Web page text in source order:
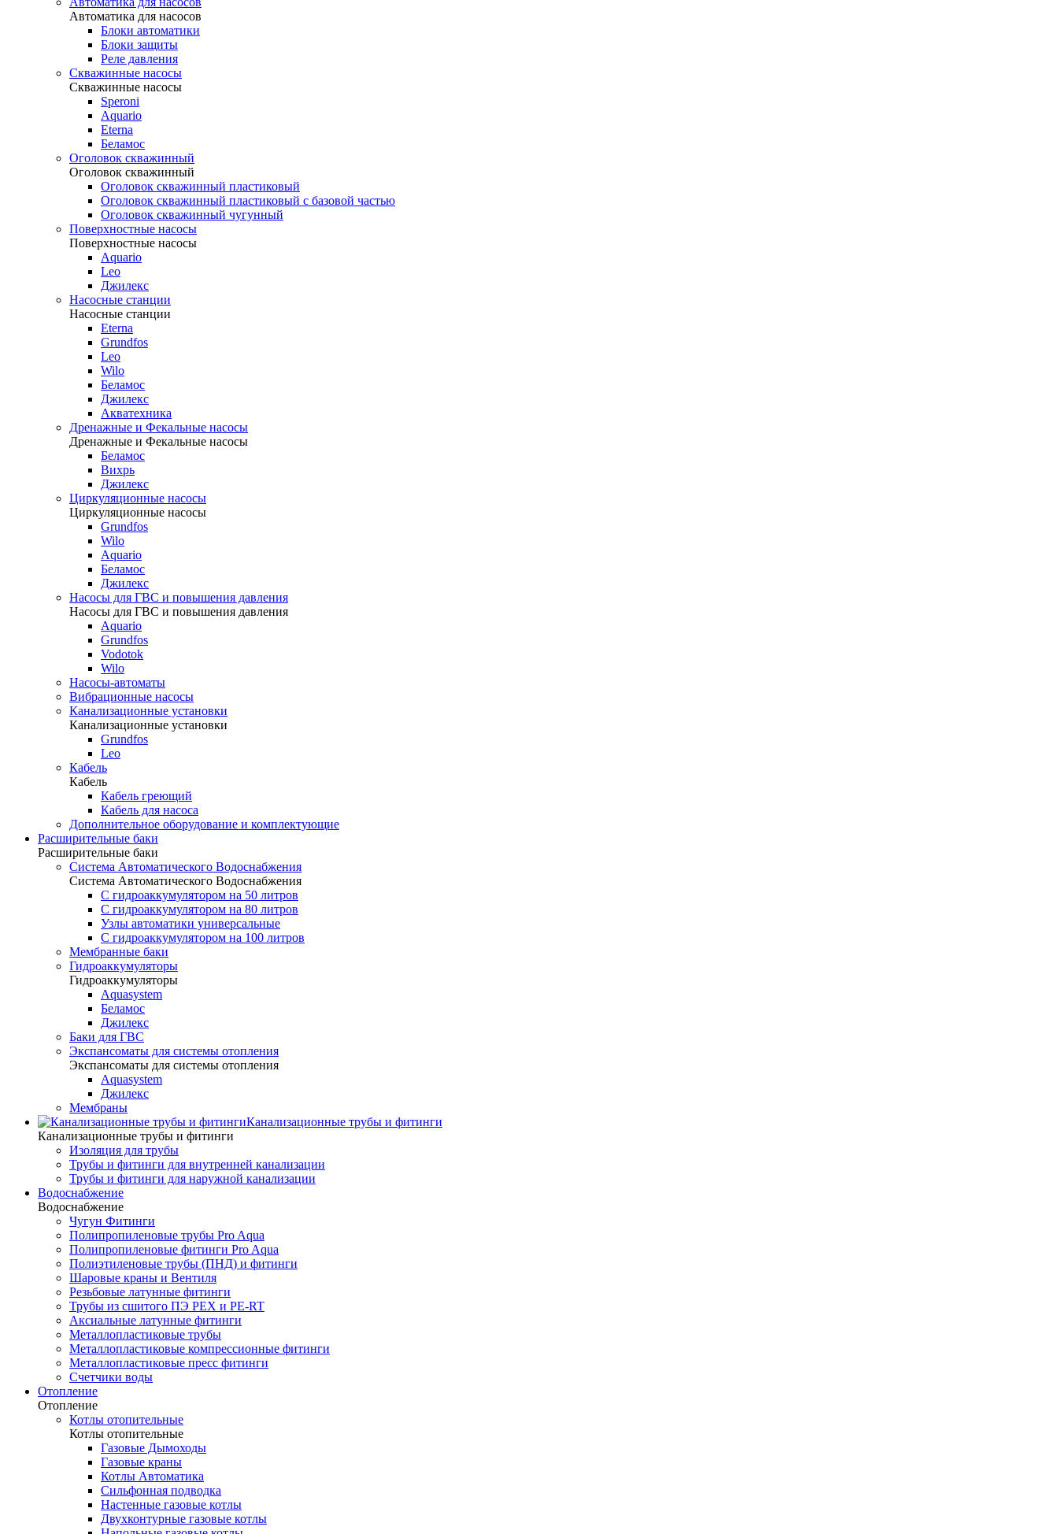
Автоматика для насосов
Блоки автоматики
Блоки защиты
Реле давления
Скважинные насосы
Скважинные насосы
Speroni
Aquario
Eterna
Беламос
Оголовок скважинный
Оголовок скважинный
Оголовок скважинный пластиковый
Оголовок скважинный пластиковый с базовой частью
Оголовок скважинный чугунный
Поверхностные насосы
Поверхностные насосы
Aquario
Leo
Джилекс
Насосные станции
Насосные станции
Eterna
Grundfos
Leo
Wilo
Беламос
Джилекс
Акватехника
Дренажные и Фекальные насосы
Дренажные и Фекальные насосы
Беламос
Вихрь
Джилекс
Циркуляционные насосы
Циркуляционные насосы
Grundfos
Wilo
Aquario
Беламос
Джилекс
Насосы для ГВС и повышения давления
Насосы для ГВС и повышения давления
Aquario
Grundfos
Vodotok
Wilo
Насосы-автоматы
Вибрационные насосы
Канализационные установки
Канализационные установки
Grundfos
Leo
Кабель
Кабель
Кабель греющий
Кабель для насоса
Дополнительное оборудование и комплектующие
Расширительные баки
Расширительные баки
Система Автоматического Водоснабжения
Система Автоматического Водоснабжения
С гидроаккумулятором на 50 литров
С гидроаккумулятором на 80 литров
Узлы автоматики универсальные
С гидроаккумулятором на 100 литров
Мембранные баки
Гидроаккумуляторы
Гидроаккумуляторы
Aquasystem
Беламос
Джилекс
Баки для ГВС
Экспансоматы для системы отопления
Экспансоматы для системы отопления
Aquasystem
Джилекс
Мембраны
Канализационные трубы и фитинги
Канализационные трубы и фитинги
Изоляция для трубы
Трубы и фитинги для внутренней канализации
Трубы и фитинги для наружной канализации
Водоснабжение
Водоснабжение
Чугун Фитинги
Полипропиленовые трубы Pro Aqua
Полипропиленовые фитинги Pro Aqua
Полиэтиленовые трубы (ПНД) и фитинги
Шаровые краны и Вентиля
Резьбовые латунные фитинги
Трубы из сшитого ПЭ PEX и PE-RT
Аксиальные латунные фитинги
Металлопластиковые трубы
Металлопластиковые компрессионные фитинги
Металлопластиковые пресс фитинги
Счетчики воды
Отопление
Отопление
Котлы отопительные
Котлы отопительные
Газовые Дымоходы
Газовые краны
Котлы Автоматика
Сильфонная подводка
Настенные газовые котлы
Двухконтурные газовые котлы